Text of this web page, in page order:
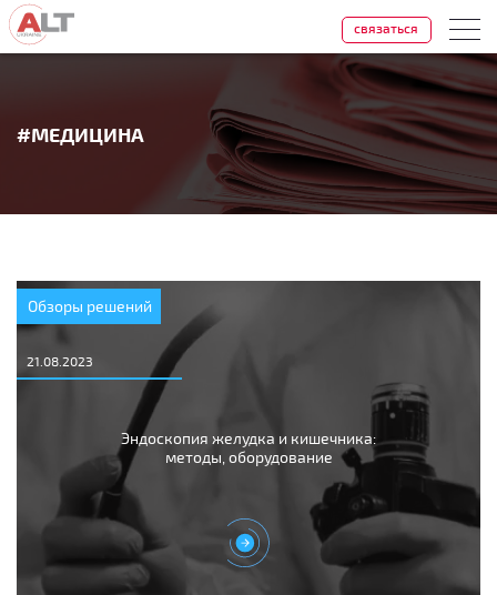
#МЕДИЦИНА
связаться
Обзоры решений
21.08.2023
Эндоскопия желудка и кишечника:
методы, оборудование